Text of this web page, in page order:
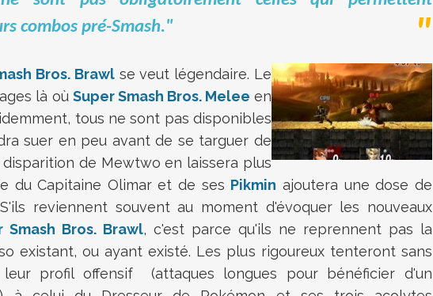
combos pré-Smash."
Bros. Brawlse veut légendaire. Le
là où Super Smash Bros. Melee en
tous ne sont pas disponibles
suer en peu avant de se targuer de
disparition de Mewtwo en laissera plus
du Capitaine Olimar et de ses Pikmin ajoutera une dose de
reviennent souvent au moment d'évoquer les nouveaux
Smash Bros. Brawl, c'est parce qu'ils ne reprennent pas la
existant, ou ayant existé. Les plus rigoureux tenteront sans
profil offensif (attaques longues pour bénéficier d'un